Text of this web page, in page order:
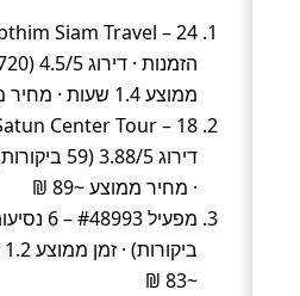
ממוצע 1.4 שעות · מחיר ממוצע ~103 ₪
· מחיר ממוצע ~89 ₪
~83 ₪